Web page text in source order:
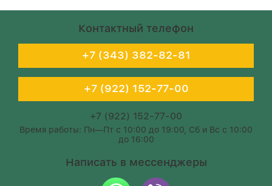
Контактный телефон
+7 (343) 382-82-81
+7 (922) 152-77-00
+7 (922) 152-77-00
Время работы: Пн—Пт с 10:00 до 19:00, Сб и Вс с 10:00
до 16:00
Написать в мессенджеры